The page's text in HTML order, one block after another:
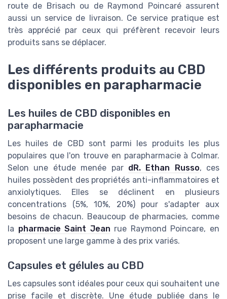
route de Brisach ou de Raymond Poincaré assurent
aussi un service de livraison. Ce service pratique est
très apprécié par ceux qui préfèrent recevoir leurs
produits sans se déplacer.
Les différents produits au CBD
disponibles en parapharmacie
Les huiles de CBD disponibles en
parapharmacie
Les huiles de CBD sont parmi les produits les plus
populaires que l'on trouve en parapharmacie à Colmar.
Selon une étude menée par dR. Ethan Russo, ces
huiles possèdent des propriétés anti-inflammatoires et
anxiolytiques. Elles se déclinent en plusieurs
concentrations (5%, 10%, 20%) pour s'adapter aux
besoins de chacun. Beaucoup de pharmacies, comme
la pharmacie Saint Jean rue Raymond Poincare, en
proposent une large gamme à des prix variés.
Capsules et gélules au CBD
Les capsules sont idéales pour ceux qui souhaitent une
prise facile et discrète. Une étude publiée dans le